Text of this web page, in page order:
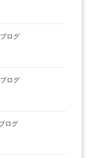
ログ
ログ
ログ